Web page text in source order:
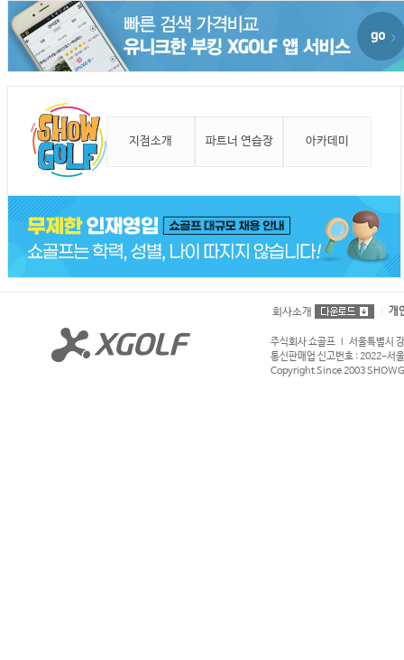
지점소개 파트너 연습장 아카데미
회사소개 개
주식회사 쇼골프 l 서울특별시
통신판매업 신고번호 : 2022-
Copyright Since 2003